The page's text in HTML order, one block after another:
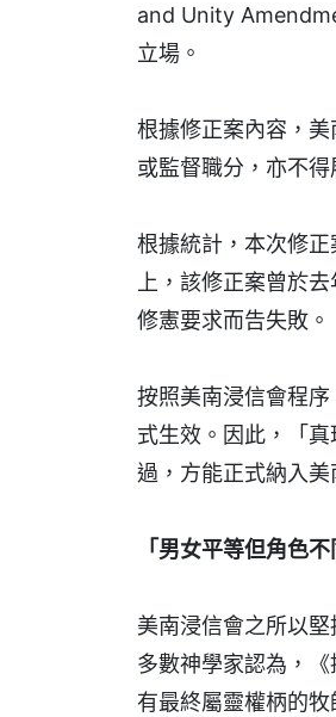
and Unity
立場。
根據修正案內容，
或監督職分，亦不
根據統計，本次修
上，該修正案曾於
修憲要求而告失敗。
按照美南浸信會程
式生效。因此，「
過，方能正式納入美
「男女平等但角色不
美南浸信會之所以
多數神學家認為，
有最終屬靈權柄的